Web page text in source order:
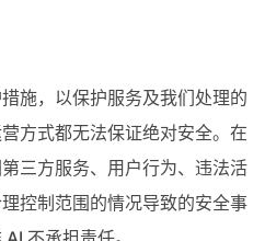
施，以保护服务及我们处理的
方式都无法保证绝对安全。在
三方服务、用户行为、违法活
控制范围的情况导致的安全事